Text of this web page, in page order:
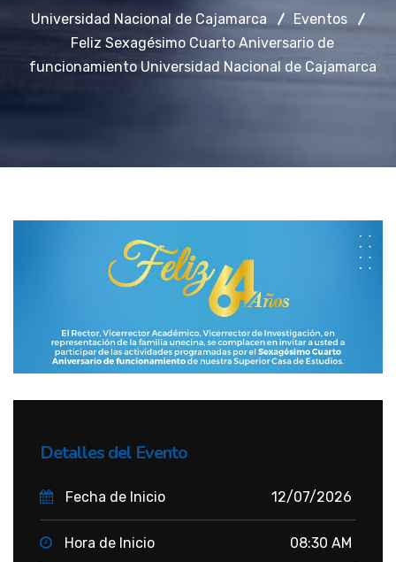
Universidad Nacional de Cajamarca
Eventos
Feliz Sexagésimo Cuarto Aniversario de
funcionamiento Universidad Nacional de Cajamarca
Detalles del Evento
Fecha de Inicio 12/07/2026
Hora de Inicio 08:30 AM